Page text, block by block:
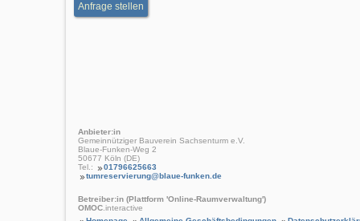
Anfrage stellen
Anbieter:in
Gemeinnütziger Bauverein Sachsenturm e.V.
Blaue-Funken-Weg 2
50677 Köln (DE)
Tel.:
01796625663
tumreservierung@blaue-funken.de
Betreiber:in (Plattform 'Online-Raumverwaltung')
OMOC .interactive